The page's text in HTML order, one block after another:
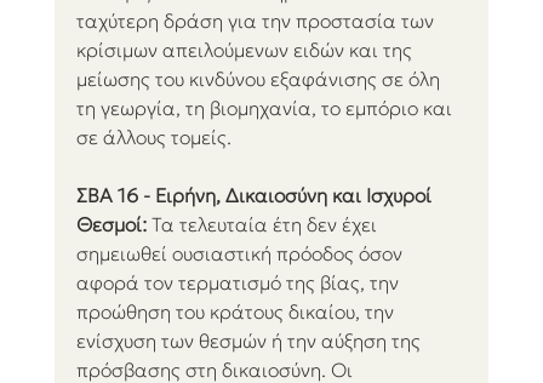
ταχύτερη δράση για την προστασία των
κρίσιμων απειλούμενων ειδών και της
μείωσης του κινδύνου εξαφάνισης σε όλη
τη γεωργία, τη βιομηχανία, το εμπόριο και
σε άλλους τομείς.
ΣΒΑ 16 - Ειρήνη, Δικαιοσύνη και Ισχυροί
Θεσμοί: Τα τελευταία έτη δεν έχει
σημειωθεί ουσιαστική πρόοδος όσον
αφορά τον τερματισμό της βίας, την
προώθηση του κράτους δικαίου, την
ενίσχυση των θεσμών ή την αύξηση της
πρόσβασης στη δικαιοσύνη. Οι